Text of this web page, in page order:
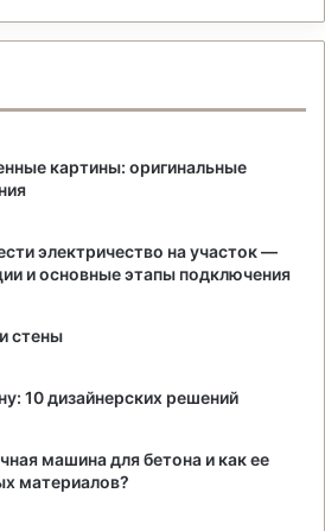
картины: оригинальные
электричество на участок —
и основные этапы подключения
стены
10 дизайнерских решений
машина для бетона и как ее
материалов?